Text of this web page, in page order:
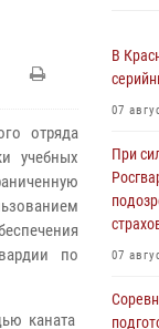
отряда
учебных
по
каната
В
07
При
07